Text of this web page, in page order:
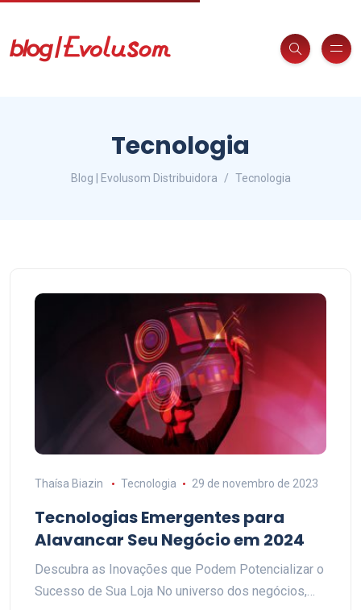
Tecnologia
Blog | Evolusom Distribuidora Tecnologia
Thaísa Biazin Tecnologia 29 de novembro de 2023
Tecnologias Emergentes para
Alavancar Seu Negócio em 2024
Descubra as Inovações que Podem Potencializar o
Sucesso de Sua Loja No universo dos negócios,…